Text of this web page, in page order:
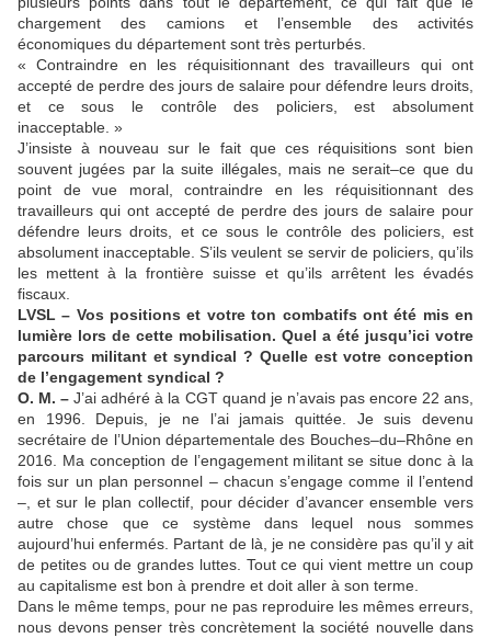
chargement des camions et l’ensemble des activités
économiques du département sont très perturbés.
« Contraindre en les réquisitionnant des travailleurs qui ont
accepté de perdre des jours de salaire pour défendre leurs droits,
et ce sous le contrôle des policiers, est absolument
inacceptable. »
J’insiste à nouveau sur le fait que ces réquisitions sont bien
souvent jugées par la suite illégales, mais ne serait–ce que du
point de vue moral, contraindre en les réquisitionnant des
travailleurs qui ont accepté de perdre des jours de salaire pour
défendre leurs droits, et ce sous le contrôle des policiers, est
absolument inacceptable. S’ils veulent se servir de policiers, qu’ils
les mettent à la frontière suisse et qu’ils arrêtent les évadés
fiscaux.
LVSL – Vos positions et votre ton combatifs ont été mis en
lumière lors de cette mobilisation. Quel a été jusqu’ici votre
parcours militant et syndical ? Quelle est votre conception
de l’engagement syndical ?
O. M. – J’ai adhéré à la CGT quand je n’avais pas encore 22 ans,
en 1996. Depuis, je ne l’ai jamais quittée. Je suis devenu
secrétaire de l’Union départementale des Bouches–du–Rhône en
2016. Ma conception de l’engagement militant se situe donc à la
fois sur un plan personnel – chacun s’engage comme il l’entend
–, et sur le plan collectif, pour décider d’avancer ensemble vers
autre chose que ce système dans lequel nous sommes
aujourd’hui enfermés. Partant de là, je ne considère pas qu’il y ait
de petites ou de grandes luttes. Tout ce qui vient mettre un coup
au capitalisme est bon à prendre et doit aller à son terme.
Dans le même temps, pour ne pas reproduire les mêmes erreurs,
nous devons penser très concrètement la société nouvelle dans